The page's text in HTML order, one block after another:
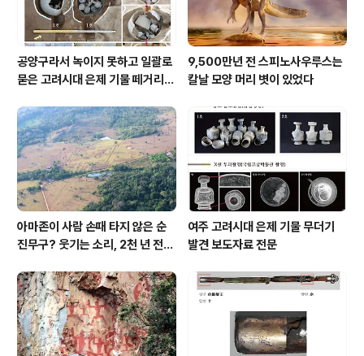
공양구라서 녹이지 못하고 일괄로
묻은 고려시대 은제 기물 떼거리로
9,500만년 전 스피노사우루스는
칼날 모양 머리 볏이 있었다
아마존이 사람 손때 타지 않은 순
진무구? 웃기는 소리, 2천 년 전에
여주 고려시대 은제 기물 무더기
발견 보도자료 전문